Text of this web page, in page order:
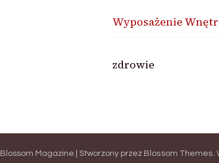
Wyposażenie
zdrowie
Blossom Magazine | Stworzony przez Blossom Themes.